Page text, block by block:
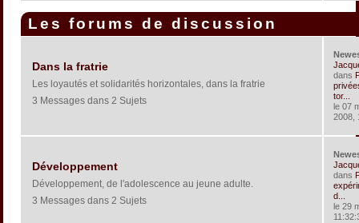
Les forums de discussion
Dans la fratrie
Les loyautés et solidarités horizontales, dans la fratrie
3 Messages dans 2 Sujets
dans
tor...
le 07
2008,
Développement
Développement, de l'adolescence au jeune adulte.
3 Messages dans 2 Sujets
dans
d...
le 29